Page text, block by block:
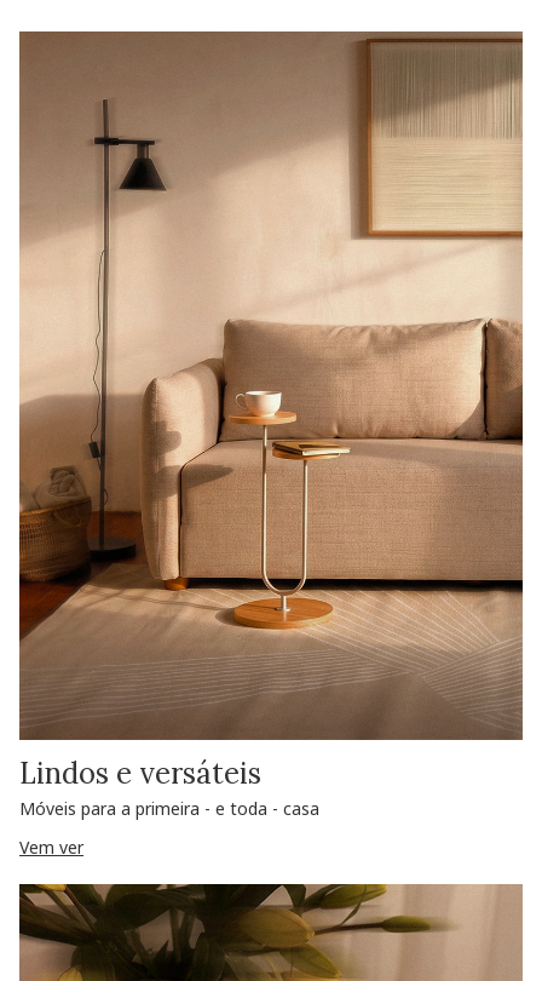
Lindos e versáteis
Móveis para a primeira - e toda - casa
Vem ver